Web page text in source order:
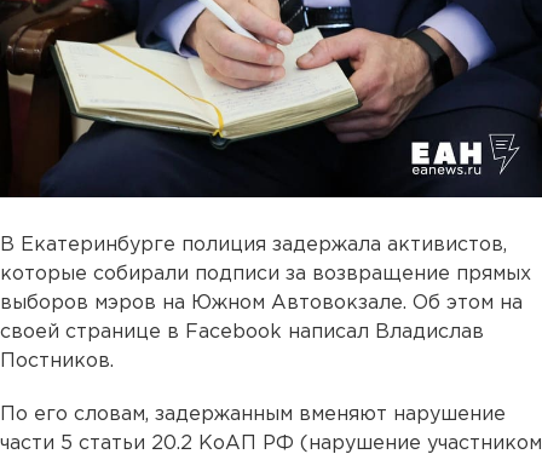
В Екатеринбурге полиция задержала активистов,
которые собирали подписи за возвращение прямых
выборов мэров на Южном Автовокзале. Об этом на
своей странице в Facebook написал Владислав
Постников.
По его словам, задержанным вменяют нарушение
части 5 статьи 20.2 КоАП РФ (нарушение участником